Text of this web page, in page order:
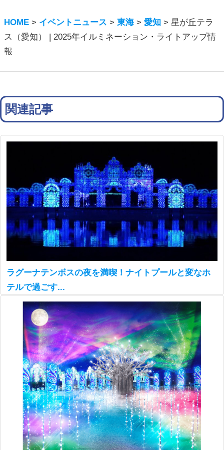
HOME > イベントニュース >東海>愛知 >星が丘テラ
ス（愛知） | 2025年イルミネーション・ライトアップ情
報
関連記事
ラグーナテンボスの夜を満喫！ナイトプールと変なホ
テルで過ごす...